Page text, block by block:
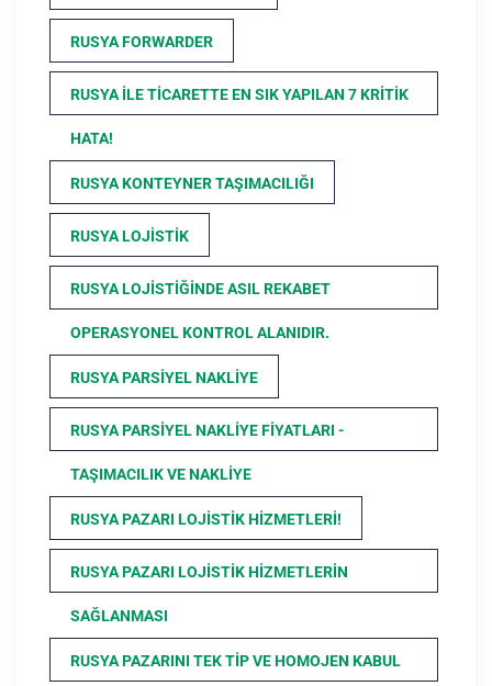
RUSYA FORWARDER
RUSYA ILE TICARETTE EN SIK YAPILAN 7 KRITIK
HATA!
RUSYA KONTEYNER TAŞIMACILIĞI
RUSYA LOJISTIK
RUSYA LOJISTIĞINDE ASIL REKABET
OPERASYONEL KONTROL ALANIDIR.
RUSYA PARSIYEL NAKLIYE
RUSYA PARSIYEL NAKLIYE FIYATLARI -
TAŞIMACILIK VE NAKLIYE
RUSYA PAZARI LOJISTIK HIZMETLERI!
RUSYA PAZARI LOJISTIK HIZMETLERIN
SAĞLANMASI
RUSYA PAZARINI TEK TIP VE HOMOJEN KABUL